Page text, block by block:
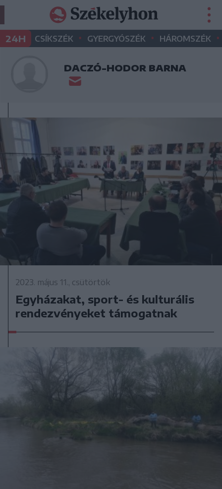
24H CSÍKSZÉK • GYERGYÓSZÉK • HÁROMSZÉK •
DACZÓ-HODOR BARNA
2023. május 11., csütörtök
Egyházakat, sport- és kulturális
rendezvényeket támogatnak